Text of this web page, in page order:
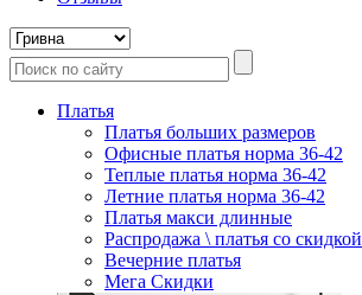
Платья
Платья больших размеров
Офисные платья норма 36-42
Теплые платья норма 36-42
Летние платья норма 36-42
Платья макси длинные
Распродажа \ платья со скидкой
Вечерние платья
Мега Скидки